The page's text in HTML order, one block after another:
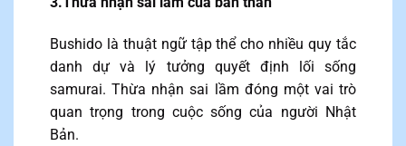
Bushido là thuật ngữ tập thể cho nhiều quy tắc
danh dự và lý tưởng quyết định lối sống
samurai. Thừa nhận sai lầm đóng một vai trò
quan trọng trong cuộc sống của người Nhật
Bản.